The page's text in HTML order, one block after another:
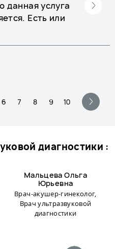
данная услуга
Есть или
6 7 8 9 10
диагностики :
Мальцева Ольга
Юрьевна
Врач-акушер-гинеколог,
Врач ультразвуковой
диагностики